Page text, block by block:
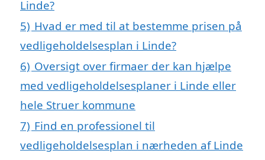
Linde?
5) Hvad er med til at bestemme prisen på
vedligeholdelsesplan i Linde?
6) Oversigt over firmaer der kan hjælpe
med vedligeholdelsesplaner i Linde eller
hele Struer kommune
7) Find en professionel til
vedligeholdelsesplan i nærheden af Linde